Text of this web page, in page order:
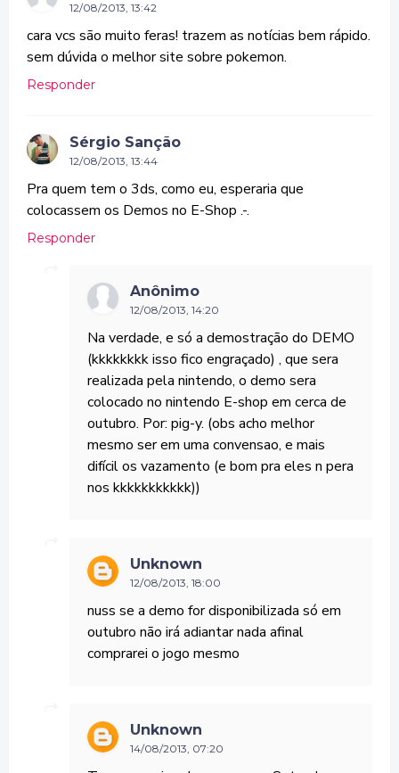
12/08/2013, 13:42
cara vcs são muito feras! trazem as notícias bem rápido.
sem dúvida o melhor site sobre pokemon.
Responder
Sérgio Sanção
12/08/2013, 13:44
Pra quem tem o 3ds, como eu, esperaria que
colocassem os Demos no E-Shop .-.
Responder
Anônimo
12/08/2013, 14:20
Na verdade, e só a demostração do DEMO
(kkkkkkkk isso fico engraçado) , que sera
realizada pela nintendo, o demo sera
colocado no nintendo E-shop em cerca de
outubro. Por: pig-y. (obs acho melhor
mesmo ser em uma convensao, e mais
difícil os vazamento (e bom pra eles n pera
nos kkkkkkkkkkk))
Unknown
12/08/2013, 18:00
nuss se a demo for disponibilizada só em
outubro não irá adiantar nada afinal
comprarei o jogo mesmo
Unknown
14/08/2013, 07:20